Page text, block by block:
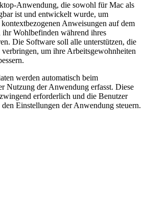
Anwendung, die sowohl für Mac als
ist und entwickelt wurde, um
Anweisungen auf dem
Wohlbefinden während ihres
Die Software soll alle unterstützen, die
um ihre Arbeitsgewohnheiten
werden automatisch beim
Nutzung der Anwendung erfasst. Diese
erforderlich und die Benutzer
Einstellungen der Anwendung steuern.